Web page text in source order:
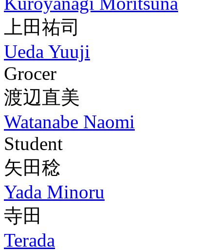
上田祐司
Ueda Yuuji
Grocer
渡辺直美
Watanabe Naomi
Student
矢田稔
Yada Minoru
寺田
Terada